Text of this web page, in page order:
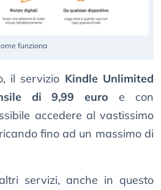
funziona
il servizio Kindle Unlimited
di 9,99 euro e con
accedere al vastissimo
fino ad un massimo di
servizi, anche in questo